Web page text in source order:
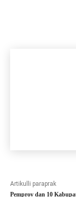
Artikulli paraprak
Pemprov dan 10